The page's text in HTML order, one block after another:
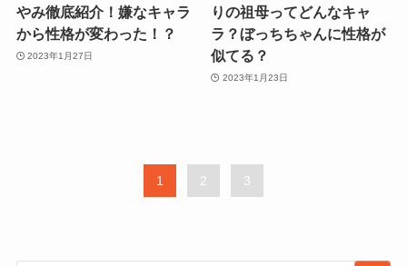
やみ徹底紹介！嫌なキャラ
から性格が変わった！？
2023年1月27日
りの祖母ってどんなキャ
ラ？ぼっちちゃんに性格が
似てる？
2023年1月23日
1 2 3